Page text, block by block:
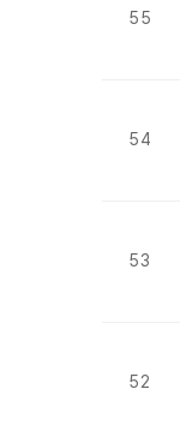
55
54
53
52